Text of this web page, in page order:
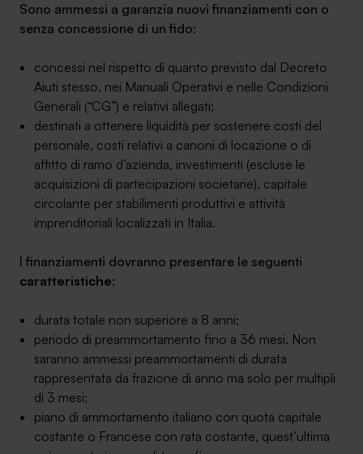
Sono ammessi a garanzia nuovi finanziamenti con o
senza concessione di un fido:
concessi nel rispetto di quanto previsto dal Decreto
Aiuti stesso, nei Manuali Operativi e nelle Condizioni
Generali (“CG”) e relativi allegati;
destinati a ottenere liquidità per sostenere costi del
personale, costi relativi a canoni di locazione o di
affitto di ramo d’azienda, investimenti (escluse le
acquisizioni di partecipazioni societarie), capitale
circolante per stabilimenti produttivi e attività
imprenditoriali localizzati in Italia.
I finanziamenti dovranno presentare le seguenti
caratteristiche:
durata totale non superiore a 8 anni;
periodo di preammortamento fino a 36 mesi. Non
saranno ammessi preammortamenti di durata
rappresentata da frazione di anno ma solo per multipli
di 3 mesi;
piano di ammortamento italiano con quota capitale
costante o Francese con rata costante, quest’ultima